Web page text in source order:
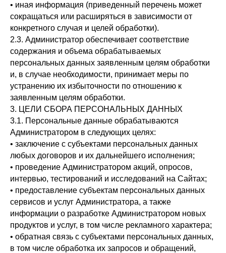
• иная информация (приведенный перечень может
сокращаться или расширяться в зависимости от
конкретного случая и целей обработки).
2.3. Администратор обеспечивает соответствие
содержания и объема обрабатываемых
персональных данных заявленным целям обработки
и, в случае необходимости, принимает меры по
устранению их избыточности по отношению к
заявленным целям обработки.
3. ЦЕЛИ СБОРА ПЕРСОНАЛЬНЫХ ДАННЫХ
3.1. Персональные данные обрабатываются
Администратором в следующих целях:
• заключение с субъектами персональных данных
любых договоров и их дальнейшего исполнения;
• проведение Администратором акций, опросов,
интервью, тестирований и исследований на Сайтах;
• предоставление субъектам персональных данных
сервисов и услуг Администратора, а также
информации о разработке Администратором новых
продуктов и услуг, в том числе рекламного характера;
• обратная связь с субъектами персональных данных,
в том числе обработка их запросов и обращений,